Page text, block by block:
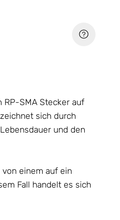
RP-SMA Stecker auf
sich durch
und den
einem auf ein
Fall handelt es sich